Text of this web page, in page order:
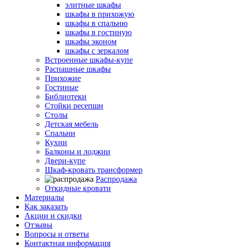
элитные шкафы
шкафы в прихожую
шкафы в спальню
шкафы в гостиную
шкафы эконом
шкафы с зеркалом
Встроенные шкафы-купе
Распашные шкафы
Прихожие
Гостиные
Библиотеки
Стойки ресепшн
Столы
Детская мебель
Спальни
Кухни
Балконы и лоджии
Двери-купе
Шкаф-кровать трансформер
Распродажа
Откидные кровати
Материалы
Как заказать
Акции и скидки
Отзывы
Вопросы и ответы
Контактная информация